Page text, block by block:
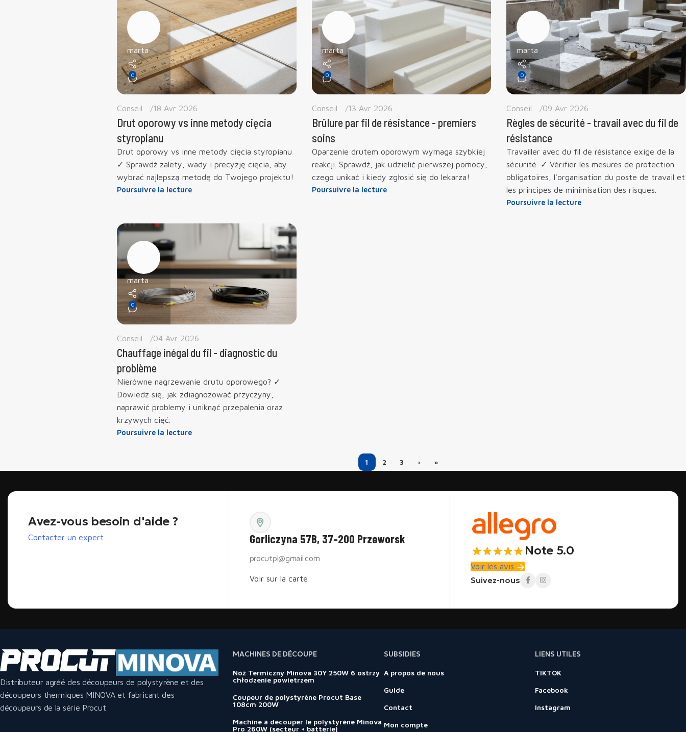
marta
0
Conseil 18 Avr 2026
Drut oporowy vs inne metody cięcia
styropianu
Drut oporowy vs inne metody cięcia styropianu
✓ Sprawdź zalety, wady i precyzję cięcia, aby
wybrać najlepszą metodę do Twojego projektu!
Poursuivre la lecture
marta
0
Conseil 13 Avr 2026
Brûlure par fil de résistance - premiers
soins
Oparzenie drutem oporowym wymaga szybkiej
reakcji. Sprawdź, jak udzielić pierwszej pomocy,
czego unikać i kiedy zgłosić się do lekarza!
Poursuivre la lecture
marta
0
Conseil 09 Avr 2026
Règles de sécurité - travail avec du fil de
résistance
Travailler avec du fil de résistance exige de la
sécurité. ✓ Vérifier les mesures de protection
obligatoires, l'organisation du poste de travail et
les principes de minimisation des risques.
Poursuivre la lecture
marta
0
Conseil 04 Avr 2026
Chauffage inégal du fil - diagnostic du
problème
Nierówne nagrzewanie drutu oporowego? ✓
Dowiedz się, jak zdiagnozować przyczyny,
naprawić problemy i uniknąć przepalenia oraz
krzywych cięć.
Poursuivre la lecture
1 2 3 › »
Avez-vous besoin d'aide ?
Contacter un expert Gorliczyna 57B, 37-200 Przeworsk
procutpl@gmail.com
Voir sur la carte
Note 5.0
Voir les avis
Suivez-nous
Distributeur agréé des découpeurs de polystyrène et des
découpeurs thermiques MINOVA et fabricant des
découpeurs de la série Procut
MACHINES DE DÉCOUPE
Nóż Termiczny Minova 30Y 250W 6 ostrzy
chłodzenie powietrzem
Coupeur de polystyrène Procut Base
108cm 200W
Machine à découper le polystyrène Minova
Pro 260W (secteur + batterie)
SUBSIDIES
A propos de nous
Guide
Contact
Mon compte
LIENS UTILES
TIKTOK
Facebook
Instagram